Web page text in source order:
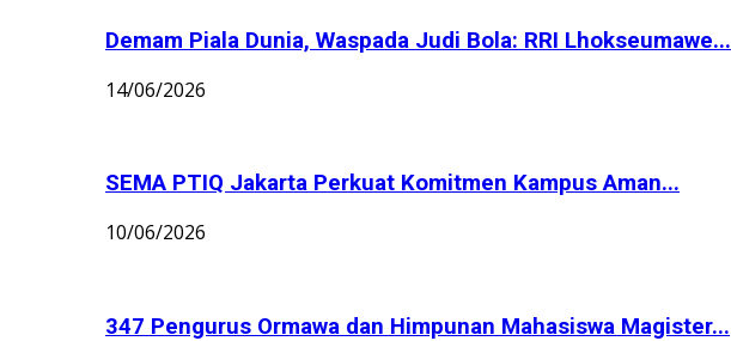
Demam Piala Dunia, Waspada Judi Bola: RRI Lhokseumawe...
14/06/2026
SEMA PTIQ Jakarta Perkuat Komitmen Kampus Aman...
10/06/2026
347 Pengurus Ormawa dan Himpunan Mahasiswa Magister...